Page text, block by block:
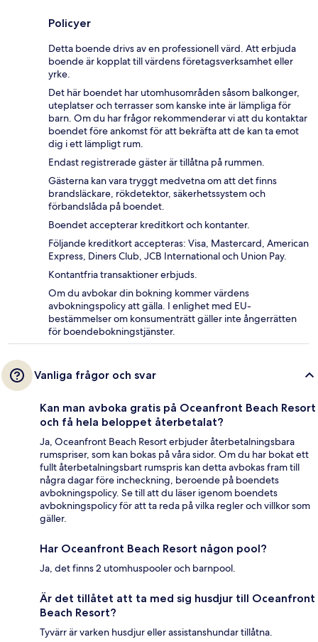
Policyer
Detta boende drivs av en professionell värd. Att erbjuda
boende är kopplat till värdens företagsverksamhet eller
yrke.
Det här boendet har utomhusområden såsom balkonger,
uteplatser och terrasser som kanske inte är lämpliga för
barn. Om du har frågor rekommenderar vi att du kontaktar
boendet före ankomst för att bekräfta att de kan ta emot
dig i ett lämpligt rum.
Endast registrerade gäster är tillåtna på rummen.
Gästerna kan vara tryggt medvetna om att det finns
brandsläckare, rökdetektor, säkerhetssystem och
förbandslåda på boendet.
Boendet accepterar kreditkort och kontanter.
Följande kreditkort accepteras: Visa, Mastercard, American
Express, Diners Club, JCB International och Union Pay.
Kontantfria transaktioner erbjuds.
Om du avbokar din bokning kommer värdens
avbokningspolicy att gälla. I enlighet med EU-
bestämmelser om konsumenträtt gäller inte ångerrätten
för boendebokningstjänster.
Vanliga frågor och svar
Kan man avboka gratis på Oceanfront Beach Resort
och få hela beloppet återbetalat?
Ja, Oceanfront Beach Resort erbjuder återbetalningsbara
rumspriser, som kan bokas på våra sidor. Om du har bokat ett
fullt återbetalningsbart rumspris kan detta avbokas fram till
några dagar före incheckning, beroende på boendets
avbokningspolicy. Se till att du läser igenom boendets
avbokningspolicy för att ta reda på vilka regler och villkor som
gäller.
Har Oceanfront Beach Resort någon pool?
Ja, det finns 2 utomhuspooler och barnpool.
Är det tillåtet att ta med sig husdjur till Oceanfront
Beach Resort?
Tyvärr är varken husdjur eller assistanshundar tillåtna.